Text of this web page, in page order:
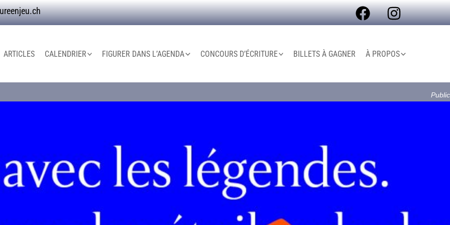
ARTICLES CALENDRIER FIGURER DANS L’AGENDA CONCOURS D’ÉCRITURE BILLETS À GAGNER À PROPOS